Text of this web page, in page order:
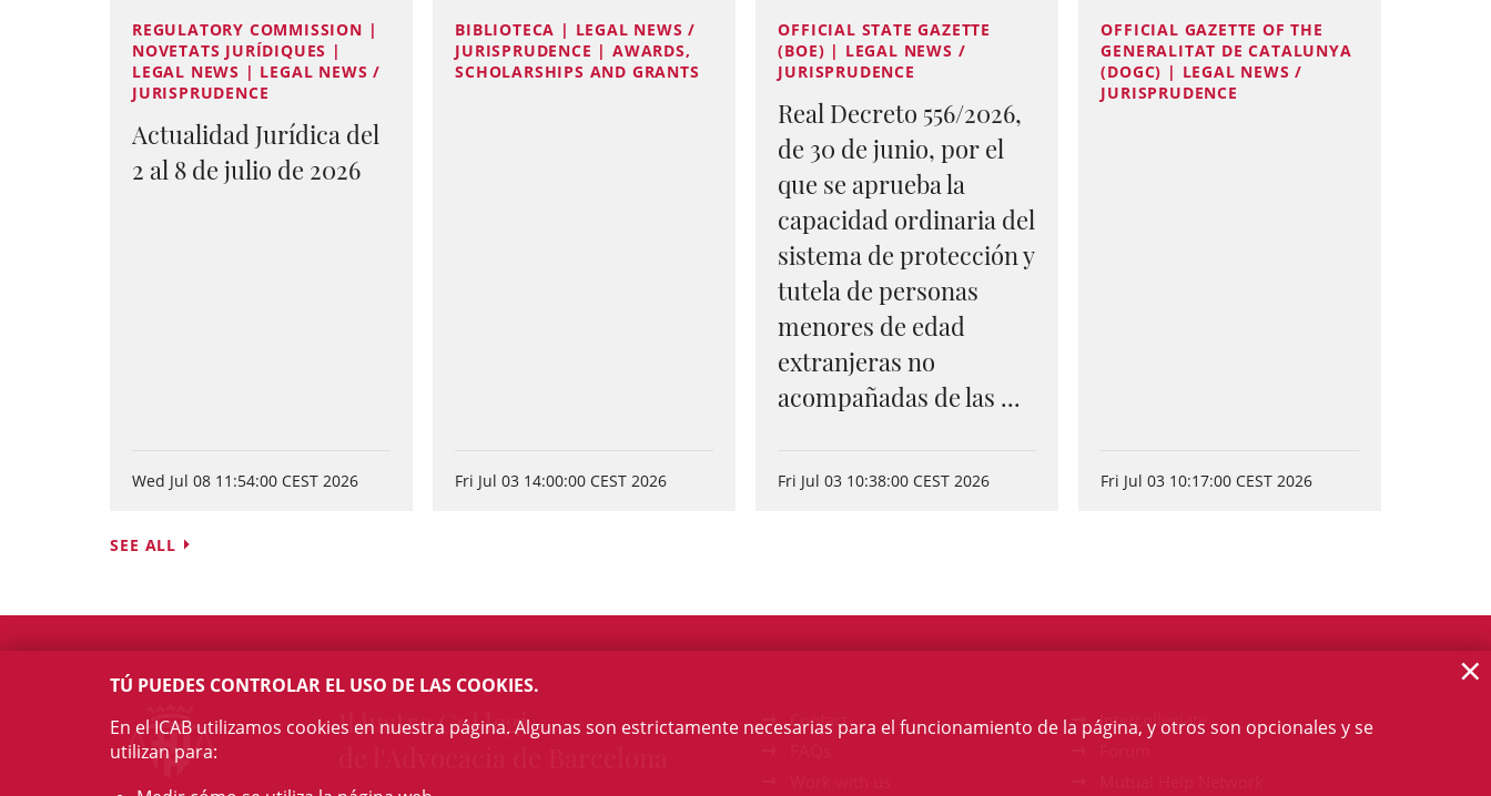
REGULATORY COMMISSION |
NOVETATS JURÍDIQUES |
LEGAL NEWS | LEGAL NEWS /
JURISPRUDENCE
Actualidad Jurídica del
2 al 8 de julio de 2026
Wed Jul 08 11:54:00 CEST 2026
BIBLIOTECA | LEGAL NEWS /
JURISPRUDENCE | AWARDS,
SCHOLARSHIPS AND GRANTS
Fri Jul 03 14:00:00 CEST 2026
OFFICIAL STATE GAZETTE
(BOE) | LEGAL NEWS /
JURISPRUDENCE
Real Decreto 556/2026,
de 30 de junio, por el
que se aprueba la
capacidad ordinaria del
sistema de protección y
tutela de personas
menores de edad
extranjeras no
acompañadas de las ...
Fri Jul 03 10:38:00 CEST 2026
OFFICIAL GAZETTE OF THE
GENERALITAT DE CATALUNYA
(DOGC) | LEGAL NEWS /
JURISPRUDENCE
Fri Jul 03 10:17:00 CEST 2026
SEE ALL
Il·lustre Col·legi
Contact
Intercollegiate
TÚ PUEDES CONTROLAR EL USO DE LAS COOKIES.
En el ICAB utilizamos cookies en nuestra página. Algunas son estrictamente necesarias para el funcionamiento de la página, y otros son opcionales y se
utilizan para:
×